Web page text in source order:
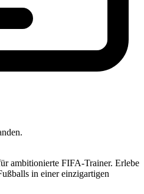
ambitionierte FIFA-Trainer. Erlebe
in einer einzigartigen